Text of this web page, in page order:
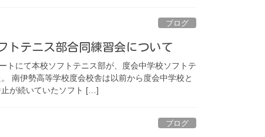
ブログ
トテニス部合同練習会について
にて本校ソフトテニス部が、度会中学校ソフトテ
南伊勢高等学校度会校舎は以前から度会中学校と
が続いていたソフト […]
ブログ